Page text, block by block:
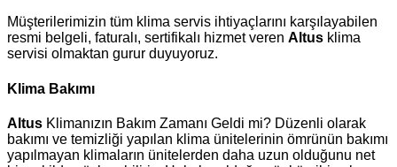
Müşterilerimizin tüm klima servis ihtiyaçlarını karşılayabilen
resmi belgeli, faturalı, sertifikalı hizmet veren Altus klima
servisi olmaktan gurur duyuyoruz.
Klima Bakımı
Altus Klimanızın Bakım Zamanı Geldi mi? Düzenli olarak
bakımı ve temizliği yapılan klima ünitelerinin ömrünün bakımı
yapılmayan klimaların ünitelerden daha uzun olduğunu net